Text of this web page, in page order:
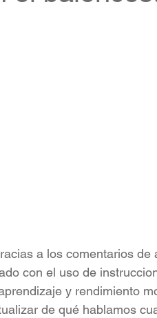
a los comentarios de
con el uso de
y rendimiento
de qué hablamos